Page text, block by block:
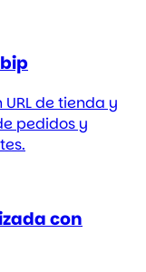
de tienda y
pedidos y
con